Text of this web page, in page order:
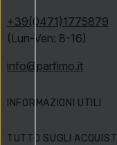
+39(0471)1775879
(Lun-Ven: 8-16)
info@parfimo.it
INFORMAZIONI UTILI
TUTTO SUGLI ACQUISTI